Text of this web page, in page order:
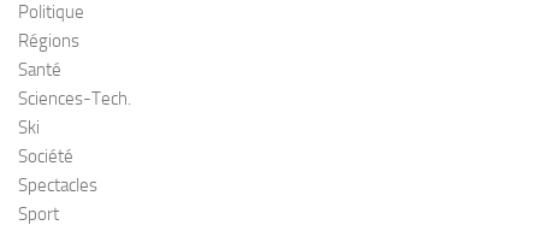
Politique
Régions
Santé
Sciences-Tech.
Ski
Société
Spectacles
Sport